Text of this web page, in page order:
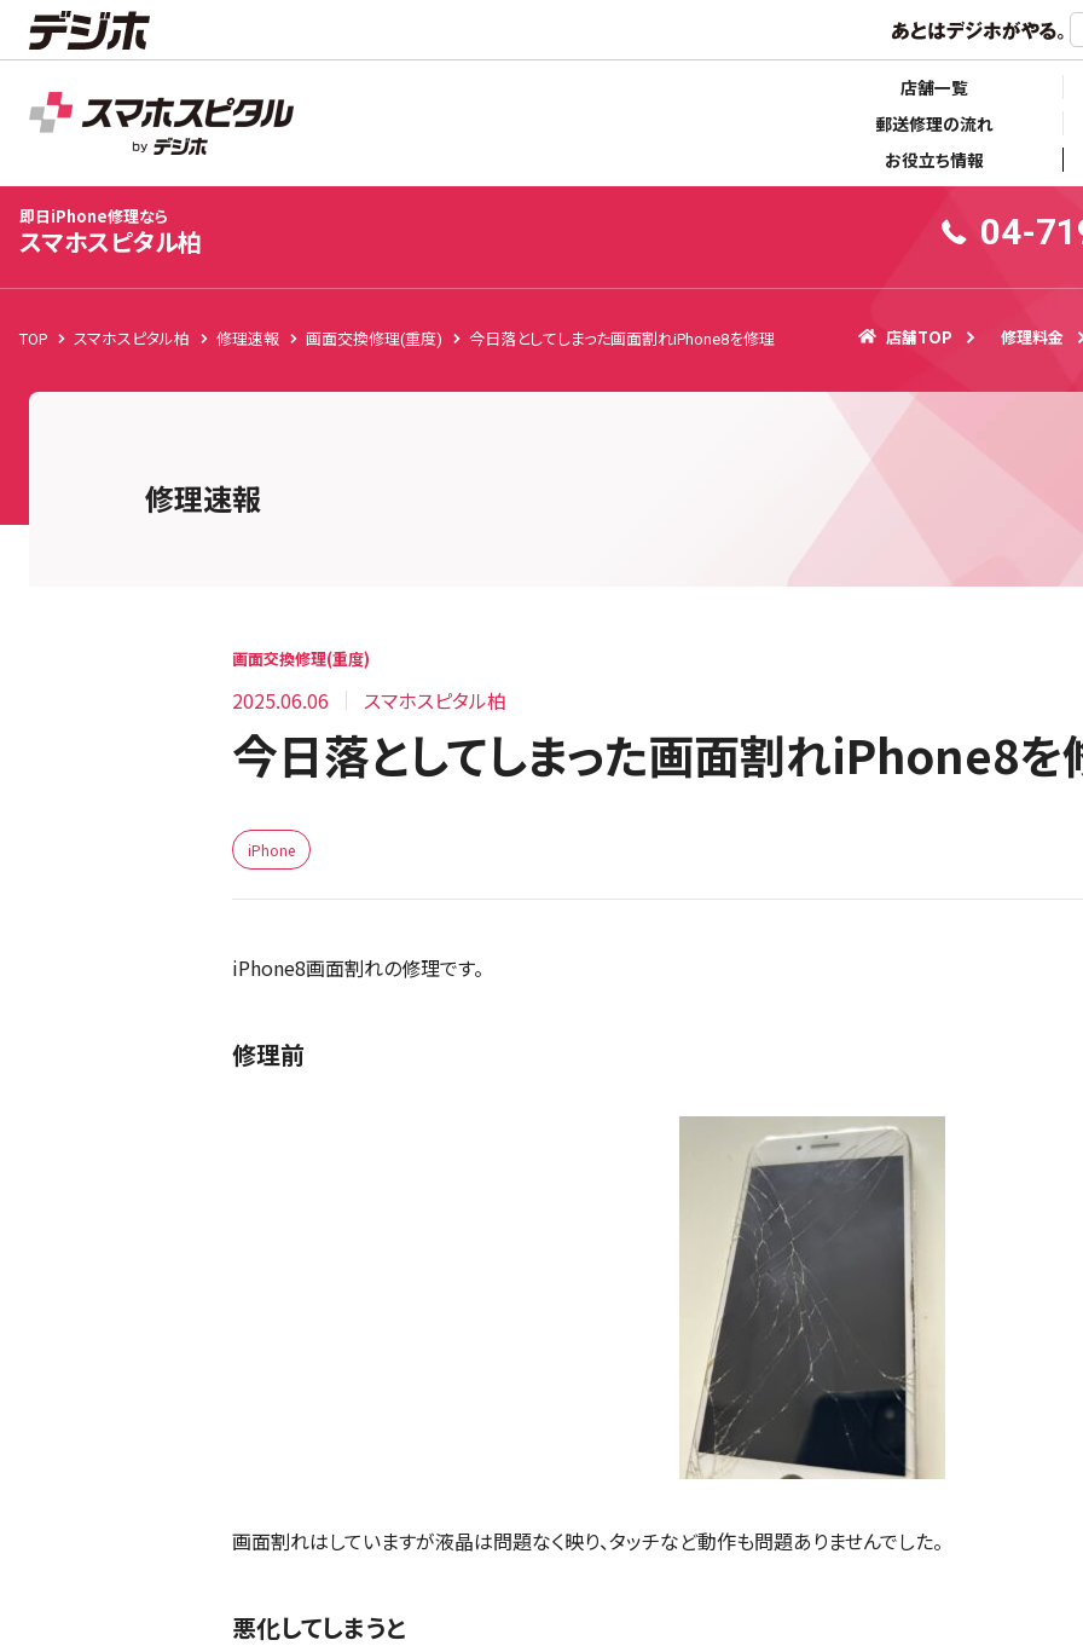
店舗一覧
郵送修理の流れ
お役立ち情報
スマホスピタル柏
店舗TOP 修理料金 修理事例 お客様の声 お知らせ キャンペーン情報
即日iPhone修理なら
スマホスピタル柏 04-
TOP スマホスピタル柏 修理速報 画面交換修理(重度) 今日落としてしまった画面割れiPhone8を修理 店舗TOP 修理料金
修理速報
画面交換修理(重度)
2025.06.06 スマホスピタル柏
今日落としてしまった画面割れiPhone8を
iPhone
iPhone8画面割れの修理です。
修理前
画面割れはしていますが液晶は問題なく映り、タッチなど動作も問題ありませんでした。
悪化してしまうと